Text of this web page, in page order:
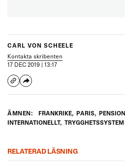
CARL VON SCHEELE
Kontakta skribenten
17 DEC 2019 | 13:17
ÄMNEN: FRANKRIKE, PARIS, PENSION
INTERNATIONELLT, TRYGGHETSSYSTEM
RELATERAD LÄSNING